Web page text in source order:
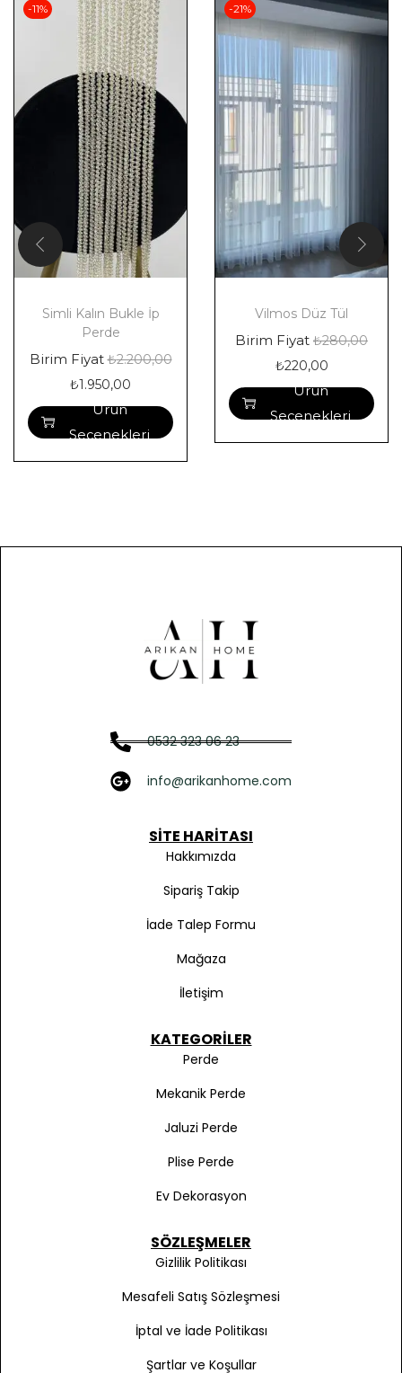
-11%
Simli Kalın Bukle İp
Perde
Birim Fiyat₺2.200,00
₺1.950,00
Ürün
Seçenekleri
-21%
Vilmos Düz Tül
Birim Fiyat ₺280,00
₺220,00
Ürün
Seçenekleri
0532 323 06 23
info@arikanhome.com
SITE HARITASI
Hakkımızda
Sipariş Takip
İade Talep Formu
Mağaza
İletişim
KATEGORILER
Perde
Mekanik Perde
Jaluzi Perde
Plise Perde
Ev Dekorasyon
SÖZLEŞMELER
Gizlilik Politikası
Mesafeli Satış Sözleşmesi
İptal ve İade Politikası
Şartlar ve Koşullar